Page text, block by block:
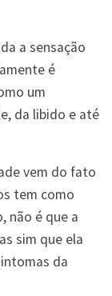
a sensação
é
um
da libido e até
vem do fato
tem como
não é que a
sim que ela
da